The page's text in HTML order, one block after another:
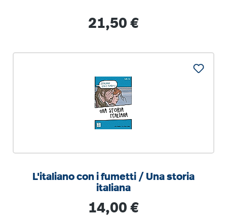
Regulärer Preis:
21,50 €
L'italiano con i fumetti / Una storia
italiana
Regulärer Preis:
14,00 €